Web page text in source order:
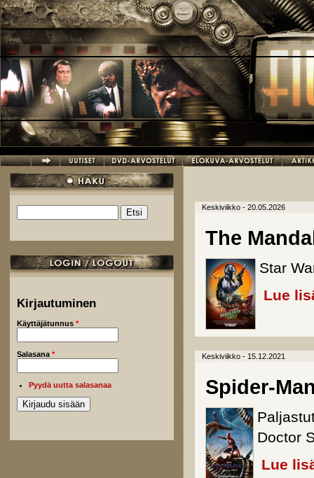
Hyppää pääsisältöön
Hakulomake
Kirjautuminen
Käyttäjätunnus *
Salasana *
Pyydä uutta salasanaa
Keskiviikko - 20.05.2026
The
Star
Lue
Keskiviikko - 15.12.2021
Spider-
Doctor
Lue